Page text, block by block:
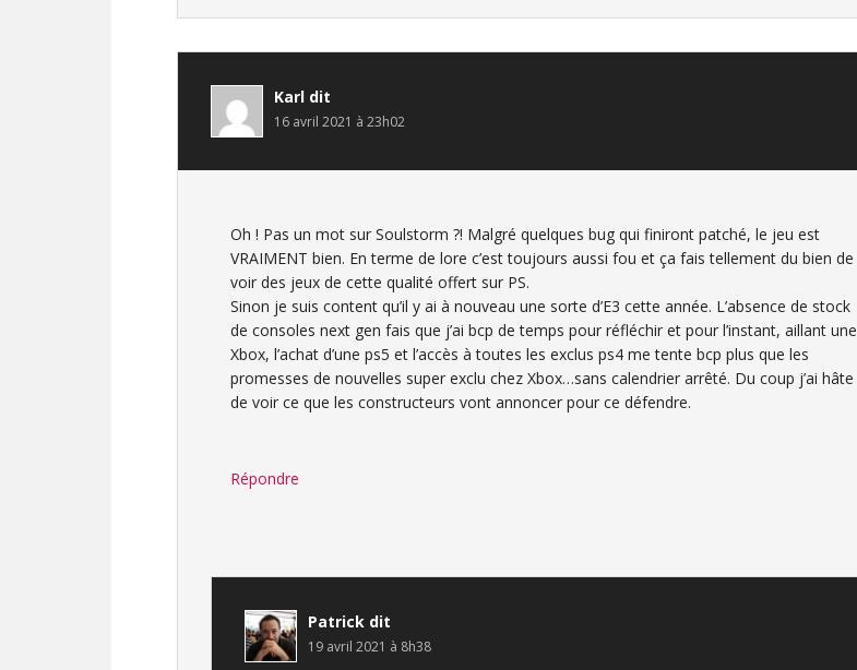
Karl dit
16 avril 2021 à 23h02
Oh ! Pas un mot sur Soulstorm ?! Malgré quelques bug qui finiront patché, le jeu est
VRAIMENT bien. En terme de lore c’est toujours aussi fou et ça fais tellement du bien de
voir des jeux de cette qualité offert sur PS.
Sinon je suis content qu’il y ai à nouveau une sorte d’E3 cette année. L’absence de stock
de consoles next gen fais que j’ai bcp de temps pour réfléchir et pour l’instant, aillant une
Xbox, l’achat d’une ps5 et l’accès à toutes les exclus ps4 me tente bcp plus que les
promesses de nouvelles super exclu chez Xbox…sans calendrier arrêté. Du coup j’ai hâte
de voir ce que les constructeurs vont annoncer pour ce défendre.
Répondre
Patrick dit
19 avril 2021 à 8h38